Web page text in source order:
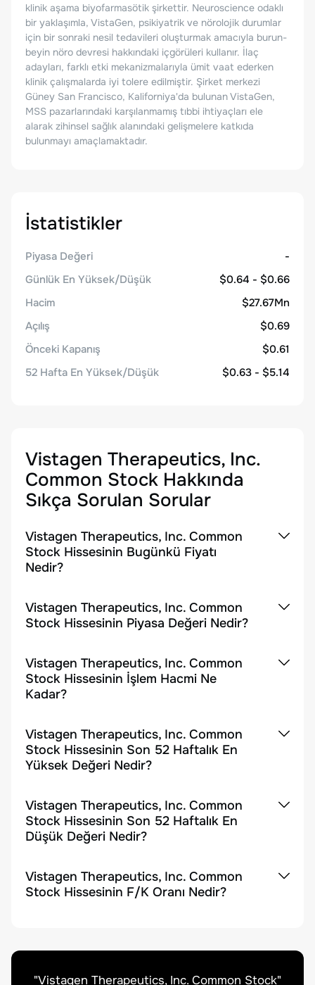
klinik aşama biyofarmasötik şirkettir. Neuroscience odaklı
bir yaklaşımla, VistaGen, psikiyatrik ve nörolojik durumlar
için bir sonraki nesil tedavileri oluşturmak amacıyla burun-
beyin nöro devresi hakkındaki içgörüleri kullanır. İlaç
adayları, farklı etki mekanizmalarıyla ümit vaat ederken
klinik çalışmalarda iyi tolere edilmiştir. Şirket merkezi
Güney San Francisco, Kaliforniya'da bulunan VistaGen,
MSS pazarlarındaki karşılanmamış tıbbi ihtiyaçları ele
alarak zihinsel sağlık alanındaki gelişmelere katkıda
bulunmayı amaçlamaktadır.
İstatistikler
Piyasa Değeri
-
Günlük En Yüksek/Düşük
$0.64 - $0.66
Hacim
$27.67Mn
Açılış
$0.69
Önceki Kapanış
$0.61
52 Hafta En Yüksek/Düşük
$0.63 - $5.14
Vistagen Therapeutics, Inc.
Common Stock Hakkında
Sıkça Sorulan Sorular
Vistagen Therapeutics, Inc. Common
Stock Hissesinin Bugünkü Fiyatı
Nedir?
Vistagen Therapeutics, Inc. Common
Stock Hissesinin Piyasa Değeri Nedir?
Vistagen Therapeutics, Inc. Common
Stock Hissesinin İşlem Hacmi Ne
Kadar?
Vistagen Therapeutics, Inc. Common
Stock Hissesinin Son 52 Haftalık En
Yüksek Değeri Nedir?
Vistagen Therapeutics, Inc. Common
Stock Hissesinin Son 52 Haftalık En
Düşük Değeri Nedir?
Vistagen Therapeutics, Inc. Common
Stock Hissesinin F/K Oranı Nedir?
"Vistagen Therapeutics, Inc. Common Stock"